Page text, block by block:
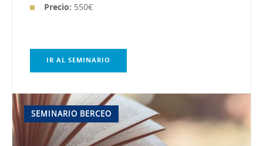
Precio: 550€
IR AL SEMINARIO
SEMINARIO BERCEO